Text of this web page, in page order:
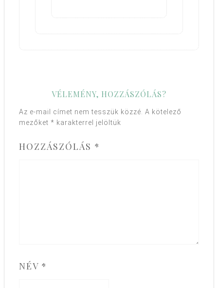
VÉLEMÉNY, HOZZÁSZÓLÁS?
Az e-mail címet nem tesszük közzé. A kötelező
mezőket * karakterrel jelöltük
HOZZÁSZÓLÁS *
NÉV *